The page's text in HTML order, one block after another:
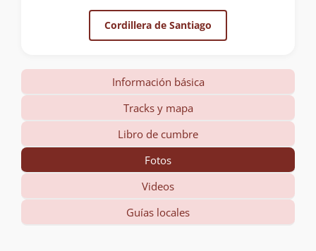
Cordillera de Santiago
Información básica
Tracks y mapa
Libro de cumbre
Fotos
Videos
Guías locales